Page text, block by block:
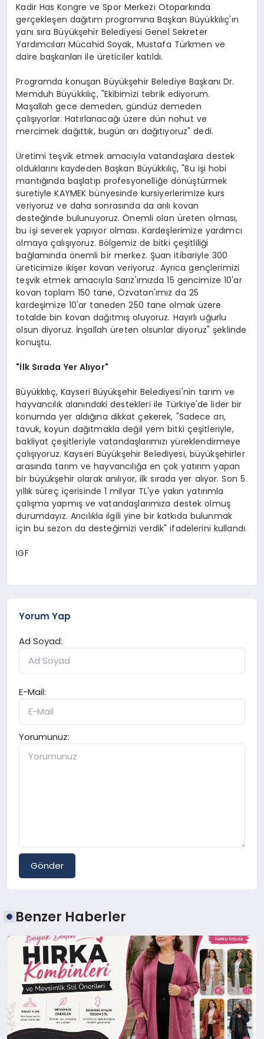
Kadir Has Kongre ve Spor Merkezi Otoparkında
gerçekleşen dağıtım programına Başkan Büyükkılıç'ın
yanı sıra Büyükşehir Belediyesi Genel Sekreter
Yardımcıları Mücahid Soyak, Mustafa Türkmen ve
daire başkanları ile üreticiler katıldı.
Programda konuşan Büyükşehir Belediye Başkanı Dr.
Memduh Büyükkılıç, "Ekibimizi tebrik ediyorum.
Maşallah gece demeden, gündüz demeden
çalışıyorlar. Hatırlanacağı üzere dün nohut ve
mercimek dağıttık, bugün arı dağıtıyoruz" dedi.
Üretimi teşvik etmek amacıyla vatandaşlara destek
olduklarını kaydeden Başkan Büyükkılıç, "Bu işi hobi
mantığında başlatıp profesyonelliğe dönüştürmek
suretiyle KAYMEK bünyesinde kursiyerlerimize kurs
veriyoruz ve daha sonrasında da arılı kovan
desteğinde bulunuyoruz. Önemli olan üreten olması,
bu işi severek yapıyor olması. Kardeşlerimize yardımcı
olmaya çalışıyoruz. Bölgemiz de bitki çeşitliliği
bağlamında önemli bir merkez. Şuan itibariyle 300
üreticimize ikişer kovan veriyoruz. Ayrıca gençlerimizi
teşvik etmek amacıyla Sarız'ımızda 15 gencimize 10'ar
kovan toplam 150 tane, Özvatan'ımız da 25
kardeşimize 10'ar taneden 250 tane olmak üzere
totalde bin kovan dağıtmış oluyoruz. Hayırlı uğurlu
olsun diyoruz. İnşallah üreten olsunlar diyoruz" şeklinde
konuştu.
"İlk Sırada Yer Alıyor"
Büyükkılıç, Kayseri Büyükşehir Belediyesi'nin tarım ve
hayvancılık alanındaki destekleri ile Türkiye'de lider bir
konumda yer aldığına dikkat çekerek, "Sadece arı,
tavuk, koyun dağıtmakla değil yem bitki çeşitleriyle,
bakliyat çeşitleriyle vatandaşlarımızı yüreklendirmeye
çalışıyoruz. Kayseri Büyükşehir Belediyesi, büyükşehirler
arasında tarım ve hayvancılığa en çok yatırım yapan
bir büyükşehir olarak anılıyor, ilk sırada yer alıyor. Son 5
yıllık süreç içerisinde 1 milyar TL'ye yakın yatırımla
çalışma yapmış ve vatandaşlarımıza destek olmuş
durumdayız. Arıcılıkla ilgili yine bir katkıda bulunmak
için bu sezon da desteğimizi verdik" ifadelerini kullandı.
IGF
Yorum Yap
Ad Soyad:
E-Mail:
Yorumunuz:
Gönder
Benzer Haberler